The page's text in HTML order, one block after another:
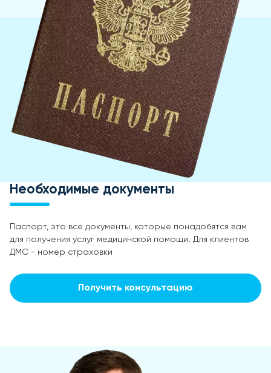
Необходимые документы
Паспорт, это все документы, которые понадобятся вам
для получения услуг медицинской помощи. Для клиентов
ДМС - номер страховки
Получить консультацию